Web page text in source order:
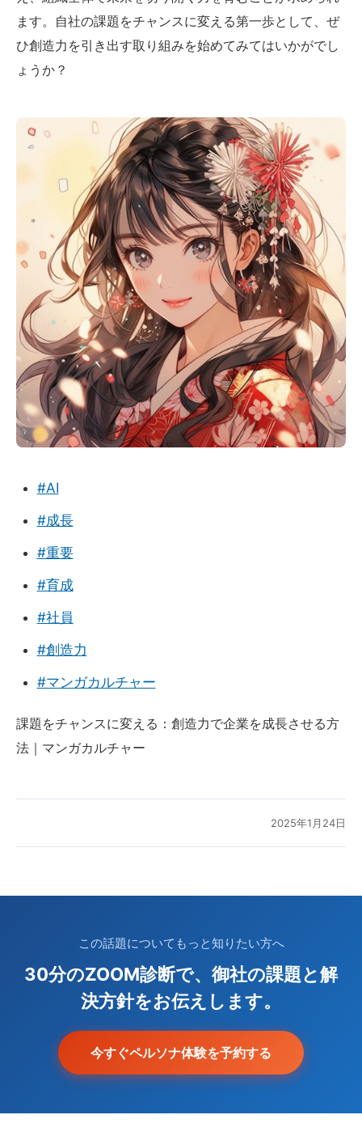
ます。自社の課題をチャンスに変える第一歩として、ぜ
ひ創造力を引き出す取り組みを始めてみてはいかがでし
ょうか？
#AI
#成長
#重要
#育成
#社員
#創造力
#マンガカルチャー
課題をチャンスに変える：創造力で企業を成長させる方
法｜マンガカルチャー
2025年1月24日
この話題についてもっと知りたい方へ
30分のZOOM診断で、御社の課題と解
決方針をお伝えします。
今すぐペルソナ体験を予約する